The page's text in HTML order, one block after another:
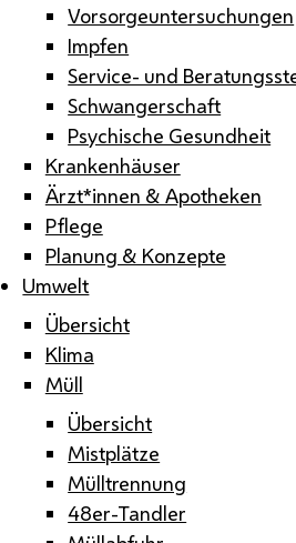
Vorsorgeuntersuchungen
Impfen
Service- und
Schwangerschaft
Psychische Gesundheit
Krankenhäuser
Ärzt*innen & Apotheken
Pflege
Planung & Konzepte
Umwelt
Übersicht
Klima
Müll
Übersicht
Mistplätze
Mülltrennung
48er-Tandler